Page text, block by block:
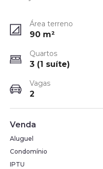
Área terreno
90 m²
Quartos
3 (1 suíte)
Vagas
2
Venda
Aluguel
Condomínio
IPTU